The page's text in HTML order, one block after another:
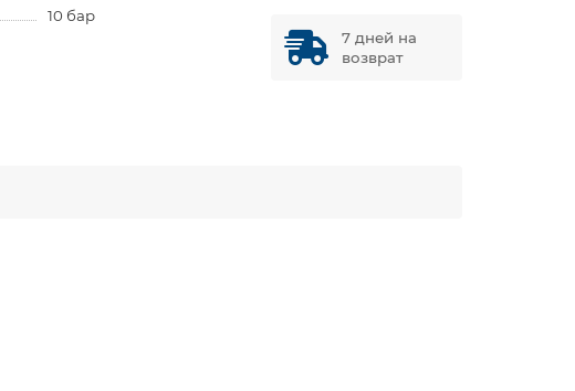
10 бар
7 дней на
возврат